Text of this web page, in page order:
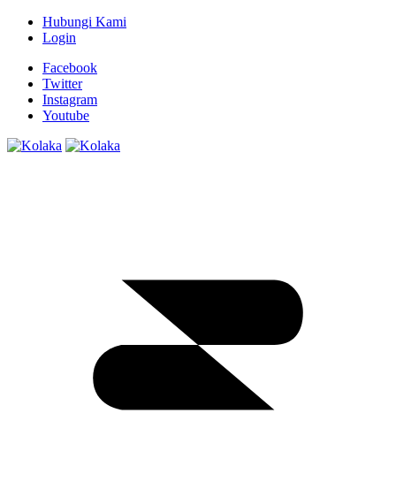
Hubungi Kami
Login
Facebook
Twitter
Instagram
Youtube